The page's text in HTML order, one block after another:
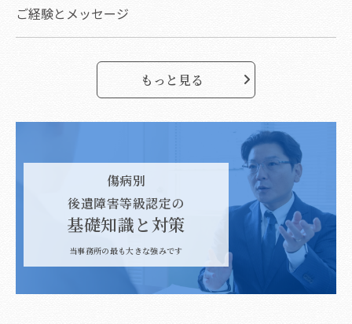
ご経験とメッセージ
もっと見る
傷病別
後遺障害等級認定の
基礎知識と対策
当事務所の最も大きな強みです